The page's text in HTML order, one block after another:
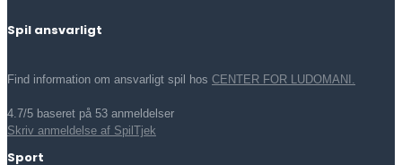
Spil ansvarligt
Find information om ansvarligt spil hos CENTER FOR LUDOMANI.
4.7/5 baseret på 53 anmeldelser
Skriv anmeldelse af SpilTjek
Sport